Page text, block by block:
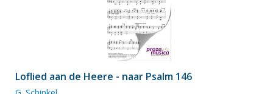
Loflied aan de Heere - naar Psalm 146